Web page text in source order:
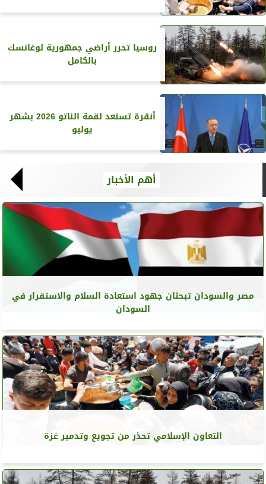
روسيا تحرر أراضي جمهورية لوغانسك
بالكامل
أنقرة تستعد لقمة الناتو 2026 بشهر
يوليو
أهم الأخبار
مصر والسودان تبحثان جهود استعادة السلام والاستقرار في
السودان
التعاون الإسلامي تحذر من تجويع وتدمير غزة